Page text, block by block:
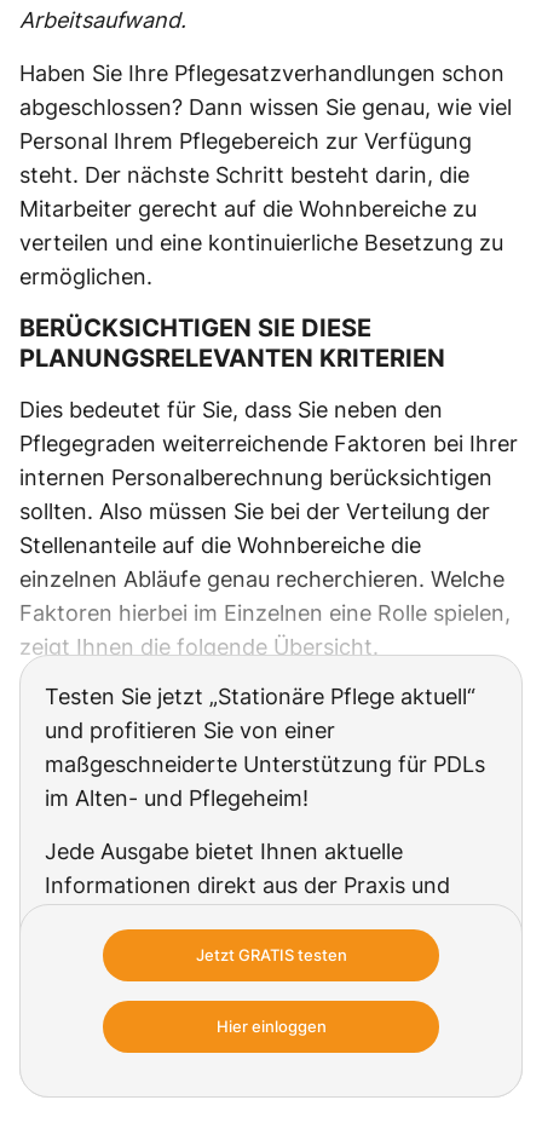
Arbeitsaufwand.
Haben Sie Ihre Pflegesatzverhandlungen schon
abgeschlossen? Dann wissen Sie genau, wie viel
Personal Ihrem Pflegebereich zur Verfügung
steht. Der nächste Schritt besteht darin, die
Mitarbeiter gerecht auf die Wohnbereiche zu
verteilen und eine kontinuierliche Besetzung zu
ermöglichen.
BERÜCKSICHTIGEN SIE DIESE
PLANUNGSRELEVANTEN KRITERIEN
Dies bedeutet für Sie, dass Sie neben den
Pflegegraden weiterreichende Faktoren bei Ihrer
internen Personalberechnung berücksichtigen
sollten. Also müssen Sie bei der Verteilung der
Stellenanteile auf die Wohnbereiche die
einzelnen Abläufe genau recherchieren. Welche
Faktoren hierbei im Einzelnen eine Rolle spielen,
zeigt Ihnen die folgende Übersicht.
Testen Sie jetzt „Stationäre Pflege aktuell“
und profitieren Sie von einer
maßgeschneiderte Unterstützung für PDLs
im Alten- und Pflegeheim!
Jede Ausgabe bietet Ihnen aktuelle
Informationen direkt aus der Praxis und
Leitungsaufgaben. Qualität und Sicherheit
für Ihre Leitungs-Praxis im Alten- und
Pflegeheim, die Ihnen den Berufsalltag als
Pflegedienstleitung erleichtert!
Jetzt GRATIS testen
Hier einloggen